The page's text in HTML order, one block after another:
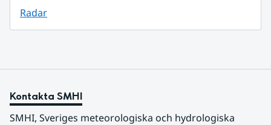
Radar
Kontakta SMHI
SMHI, Sveriges meteorologiska och hydrologiska